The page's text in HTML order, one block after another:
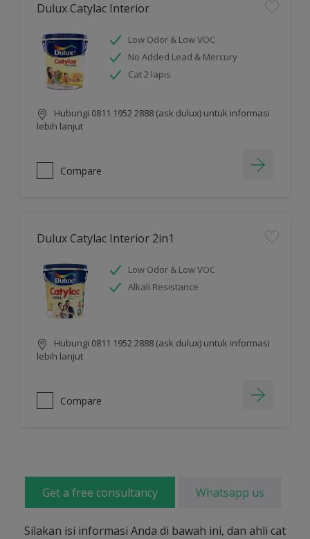
Dulux Catylac Interior
Low Odor & Low VOC
No Added Lead & Mercury
Cat 2 lapis
Hubungi 0811 1952 2888 (ask dulux) untuk informasi
lebih lanjut
Compare
Dulux Catylac Interior 2in1
Low Odor & Low VOC
Alkali Resistance
Hubungi 0811 1952 2888 (ask dulux) untuk informasi
lebih lanjut
Compare
Get a free consultancy Whatsapp us
Silakan isi informasi Anda di bawah ini, dan ahli cat